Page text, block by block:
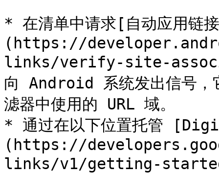
* 在清单中请求[自动应用链
(https://
links/verify-site-
向 Android 系统发出信号
滤器中使用的 URL 域。
* 通过在以下位置托管
(https://
links/v1/getting-started)